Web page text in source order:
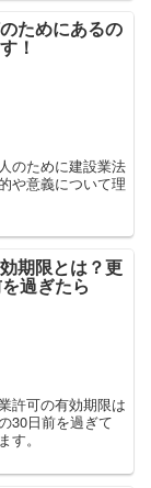
ためにあるの
！
のために建設業法
や意義について理
期限とは？更
過ぎたら
許可の有効期限は
30日前を過ぎて
。